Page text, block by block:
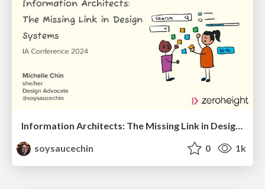
Information Architects: The Missing Link in Design Systems
soysaucechin
0 1k